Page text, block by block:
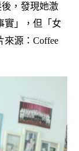
，發現她激
實」，但「女
來源：Coffee